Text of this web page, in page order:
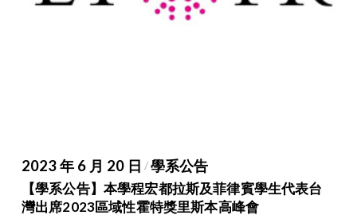
2023 年 6 月 20 日 /學系公告
【學系公告】本學程宏都拉斯及菲律賓學生代表台
灣出席2023區域性霍特獎里斯本高峰會